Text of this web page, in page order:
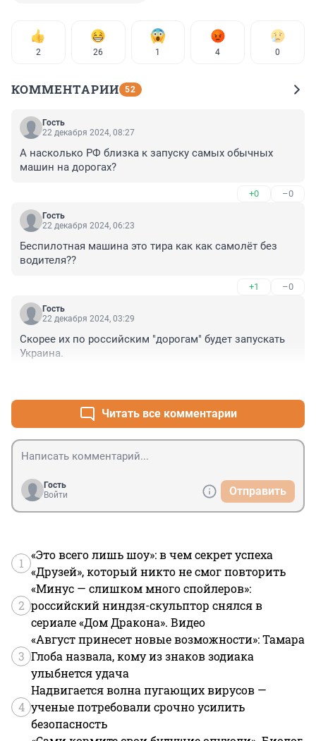
2 26 1 4 0
КОММЕНТАРИИ 52
Гость
22 декабря 2024, 08:27
А насколько РФ близка к запуску самых обычных
машин на дорогах?
+0 –0
Гость
22 декабря 2024, 06:23
Беспилотная машина это тира как как самолёт без
водителя??
+1 –0
Гость
22 декабря 2024, 03:29
Скорее их по российским "дорогам" будет запускать
Украина.
Читать все комментарии
Гость
Войти
Отправить
1
«Это всего лишь шоу»: в чем секрет успеха
«Друзей», который никто не смог повторить
2
«Минус — слишком много спойлеров»:
российский ниндзя-скульптор снялся в
сериале «Дом Дракона». Видео
3
«Август принесет новые возможности»: Тамара
Глоба назвала, кому из знаков зодиака
улыбнется удача
4
Надвигается волна пугающих вирусов —
ученые потребовали срочно усилить
безопасность